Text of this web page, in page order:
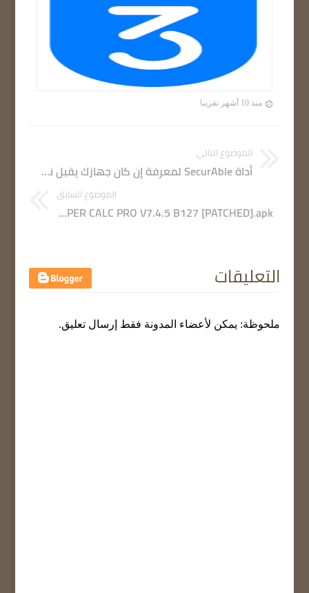
منذ 10 أشهر تقريبا
الموضوع التالي
أداة SecurAble لمعرفة إن كان جهازك يقبل نظام 32 بيت أو 64 بيت
الموضوع السابق
HIPER CALC PRO V7.4.5 B127 [PATCHED].apk
التعليقات
ملحوظة: يمكن لأعضاء المدونة فقط إرسال تعليق.